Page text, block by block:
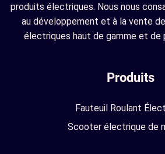
produits électriques. Nous nous
au développement et à la vente
électriques haut de gamme et de
Produits
Fauteuil Roulant
Scooter électrique de